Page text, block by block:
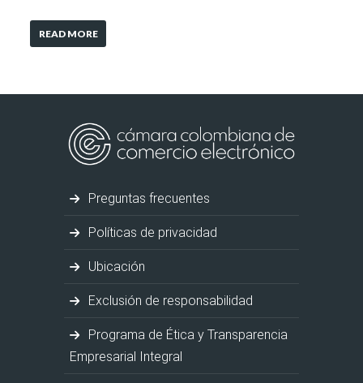
READ MORE
Preguntas frecuentes
Políticas de privacidad
Ubicación
Exclusión de responsabilidad
Programa de Ética y Transparencia
Empresarial Integral